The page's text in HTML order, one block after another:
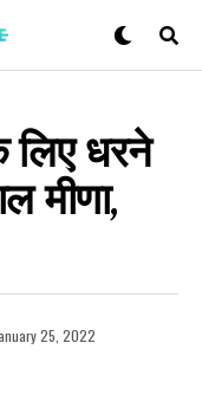
धरने
मीणा,
25, 2022